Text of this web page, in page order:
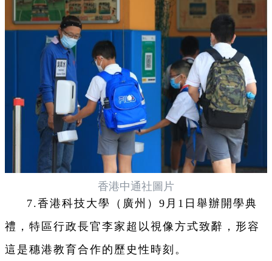
香港中通社圖片
7.香港科技大學（廣州）9月1日舉辦開學典
禮，特區行政長官李家超以視像方式致辭，形容
這是穗港教育合作的歷史性時刻。